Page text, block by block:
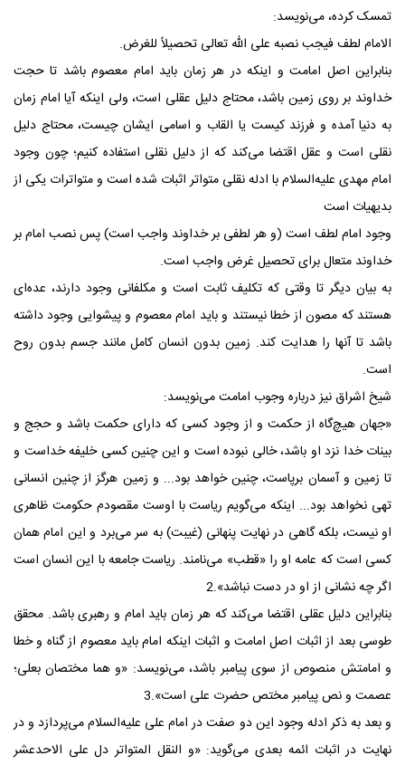
تمسک کرده، می‌نویسد:
الامام لطف فیجب نصبه علی الله تعالی تحصیلاً للغرض.
بنابراین اصل امامت و اینکه در هر زمان باید امام معصوم باشد تا حجت
خداوند بر روی زمین باشد، محتاج دلیل عقلی است، ولی اینکه آیا امام زمان
به دنیا آمده و فرزند کیست یا القاب و اسامی ایشان چیست، محتاج دلیل
نقلی است و عقل اقتضا می‌کند که از دلیل نقلی استفاده کنیم؛ چون وجود
امام مهدی علیه‌السلام با ادله نقلی متواتر اثبات شده است و متواترات یکی از
بدیهیات است
وجود امام لطف است (و هر لطفی بر خداوند واجب است) پس نصب امام بر
خداوند متعال برای تحصیل غرض واجب است.
به بیان دیگر تا وقتی که تکلیف ثابت است و مکلفانی وجود دارند، عده‌ای
هستند که مصون از خطا نیستند و باید امام معصوم و پیشوایی وجود داشته
باشد تا آنها را هدایت کند. زمین بدون انسان کامل مانند جسم بدون روح
است.
شیخ اشراق نیز درباره وجوب امامت می‌نویسد:
«جهان هیچ‌گاه از حکمت و از وجود کسی که دارای حکمت باشد و حجج و
بینات خدا نزد او باشد، خالی نبوده است و این چنین کسی خلیفه خداست و
تا زمین و آسمان برپاست، چنین خواهد بود... و زمین هرگز از چنین انسانی
تهی نخواهد بود... اینکه می‌گویم ریاست با اوست مقصودم حکومت ظاهری
او نیست، بلکه گاهی در نهایت پنهانی (غیبت) به سر می‌برد و این امام همان
کسی است که عامه او را «قطب» می‌نامند. ریاست جامعه با این انسان است
اگر چه نشانی از او در دست نباشد».2
بنابراین دلیل عقلی اقتضا می‌کند که هر زمان باید امام و رهبری باشد. محقق
طوسی بعد از اثبات اصل امامت و اثبات اینکه امام باید معصوم از گناه و خطا
و امامتش منصوص از سوی پیامبر باشد، می‌نویسد: «و هما مختصان بعلی؛
عصمت و نص پیامبر مختص حضرت علی است».3
و بعد به ذکر ادله وجود این دو صفت در امام علی‌ علیه‌السلام می‌پردازد و در
نهایت در اثبات ائمه بعدی می‌گوید: «و النقل المتواتر دل علی الاحدعشر